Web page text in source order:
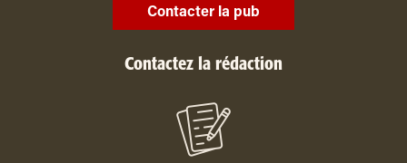
Contacter la pub
Contactez la rédaction